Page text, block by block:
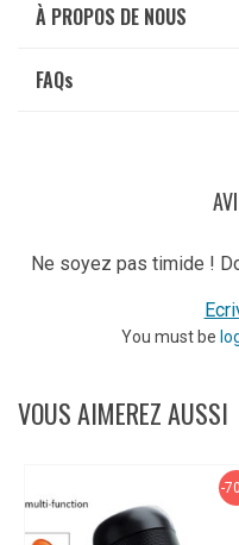
À PROPOS DE NOUS
FAQs
Ne soyez pas timide !
You must be
VOUS AIMEREZ AUSSI
-